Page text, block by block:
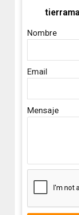
Nombre
Email
Mensaje